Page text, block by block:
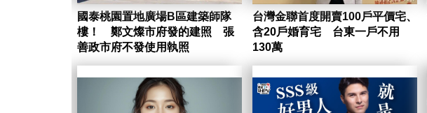
國泰桃園置地廣場B區建築師隊
樓！ 鄭文燦市府發的建照 張
善政市府不發使用執照
台灣金聯首度開賣100戶平價宅、
含20戶婚育宅 台東一戶不用
130萬